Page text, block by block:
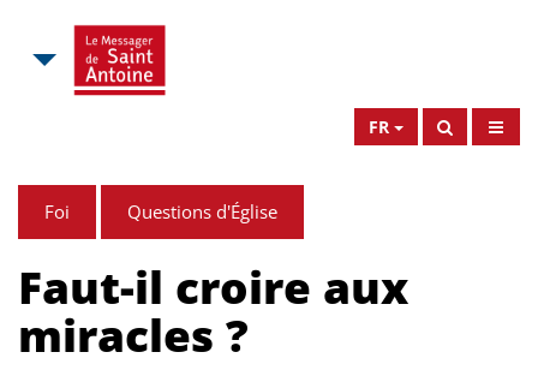
FR
Foi Questions d'Église
Faut-il croire aux
miracles ?